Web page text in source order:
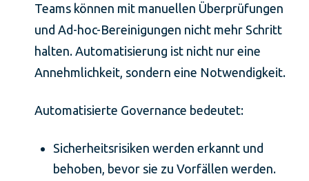
Teams können mit manuellen Überprüfungen
und Ad-hoc-Bereinigungen nicht mehr Schritt
halten. Automatisierung ist nicht nur eine
Annehmlichkeit, sondern eine Notwendigkeit.
Automatisierte Governance bedeutet:
Sicherheitsrisiken werden erkannt und
behoben, bevor sie zu Vorfällen werden.